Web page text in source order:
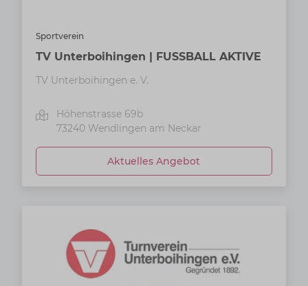
Sportverein
TV Unterboihingen | FUSSBALL AKTIVE
TV Unterboihingen e. V.
Höhenstrasse 69b
73240 Wendlingen am Neckar
Aktuelles Angebot